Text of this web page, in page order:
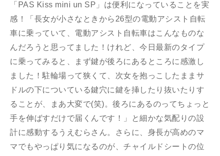
「PAS Kiss mini un SP」は便利になっていることを実
感！「長女が小さなときから26型の電動アシスト自転
車に乗っていて、電動アシスト自転車はこんなものな
んだろうと思ってました！けれど、今日最新のタイプ
に乗ってみると、まず鍵が後ろにあるところに感激し
ました！駐輪場って狭くて、次女を抱っこしたままサ
ドルの下についている鍵穴に鍵を挿したり抜いたりす
ることが、まあ大変で(笑)。後ろにあるのってちょっと
手を伸ばすだけで届くんです！」と細かな気配りの設
計に感動するうえむらさん。さらに、身長が高めのマ
マでもやっぱり気になるのが、チャイルドシートの位